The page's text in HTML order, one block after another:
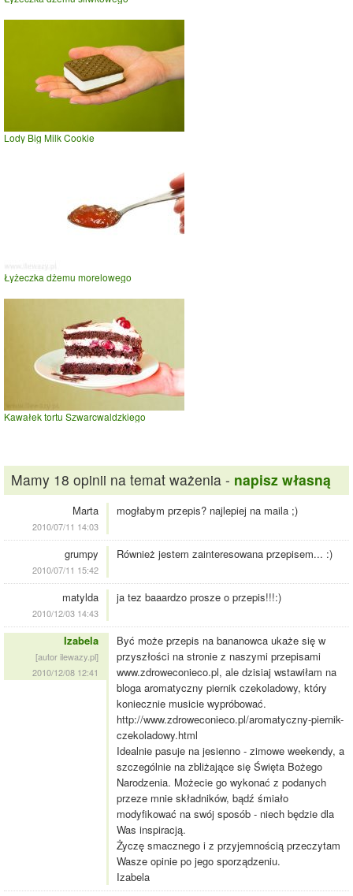
Lody Big Milk Cookie
Łyżeczka dżemu morelowego
Kawałek tortu Szwarcwaldzkiego
Mamy 18 opinii na temat ważenia - napisz własną
Marta
2010/07/11 14:03
mogłabym przepis? najlepiej na maila ;)
grumpy
2010/07/11 15:42
Również jestem zainteresowana przepisem... :)
matylda
2010/12/03 14:43
ja tez baaardzo prosze o przepis!!!:)
Izabela
[autor ilewazy.pl]
2010/12/08 12:41
Być może przepis na bananowca ukaże się w
przyszłości na stronie z naszymi przepisami
www.zdroweconieco.pl, ale dzisiaj wstawiłam na
bloga aromatyczny piernik czekoladowy, który
koniecznie musicie wypróbować.
http://www.zdroweconieco.pl/aromatyczny-piernik-
czekoladowy.html
Idealnie pasuje na jesienno - zimowe weekendy, a
szczególnie na zbliżające się Święta Bożego
Narodzenia. Możecie go wykonać z podanych
przeze mnie składników, bądź śmiało
modyfikować na swój sposób - niech będzie dla
Was inspiracją.
Życzę smacznego i z przyjemnością przeczytam
Wasze opinie po jego sporządzeniu.
Izabela